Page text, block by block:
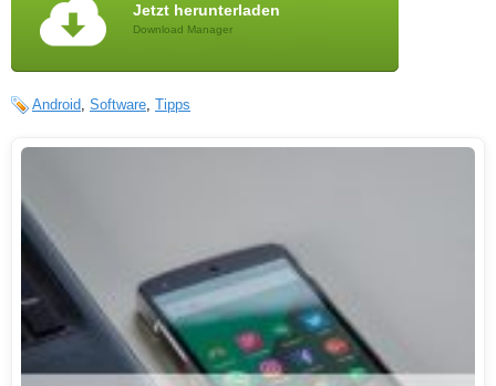
Jetzt herunterladen
Download Manager
Android, Software, Tipps